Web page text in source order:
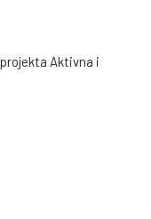
Aktivna i